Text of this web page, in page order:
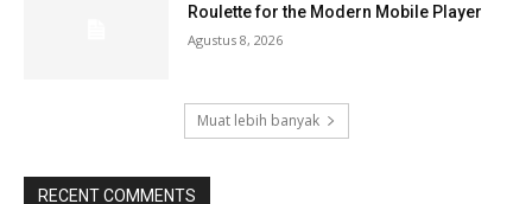
Roulette for the Modern Mobile Player
Agustus 8, 2026
Muat lebih banyak
RECENT COMMENTS